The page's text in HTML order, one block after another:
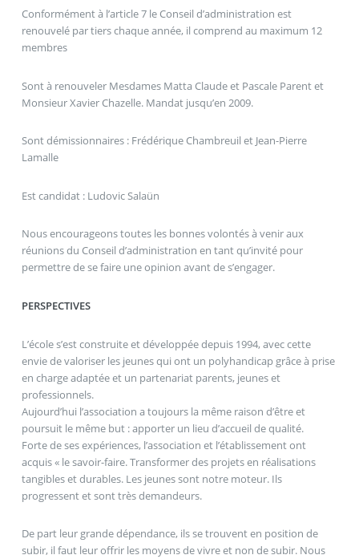
Conformément à l’article 7 le Conseil d’administration est
renouvelé par tiers chaque année, il comprend au maximum 12
membres
Sont à renouveler Mesdames Matta Claude et Pascale Parent et
Monsieur Xavier Chazelle. Mandat jusqu’en 2009.
Sont démissionnaires : Frédérique Chambreuil et Jean-Pierre
Lamalle
Est candidat : Ludovic Salaün
Nous encourageons toutes les bonnes volontés à venir aux
réunions du Conseil d’administration en tant qu’invité pour
permettre de se faire une opinion avant de s’engager.
PERSPECTIVES
L’école s’est construite et développée depuis 1994, avec cette
envie de valoriser les jeunes qui ont un polyhandicap grâce à prise
en charge adaptée et un partenariat parents, jeunes et
professionnels.
Aujourd’hui l’association a toujours la même raison d’être et
poursuit le même but : apporter un lieu d’accueil de qualité.
Forte de ses expériences, l’association et l’établissement ont
acquis « le savoir-faire. Transformer des projets en réalisations
tangibles et durables. Les jeunes sont notre moteur. Ils
progressent et sont très demandeurs.
De part leur grande dépendance, ils se trouvent en position de
subir, il faut leur offrir les moyens de vivre et non de subir. Nous